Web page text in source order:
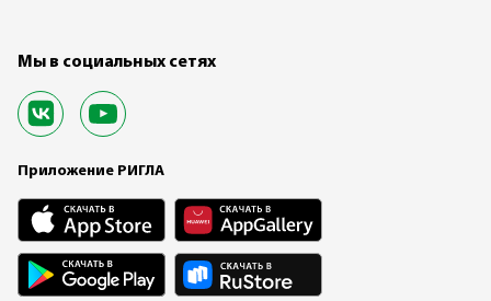
Мы в социальных сетях
Приложение РИГЛА